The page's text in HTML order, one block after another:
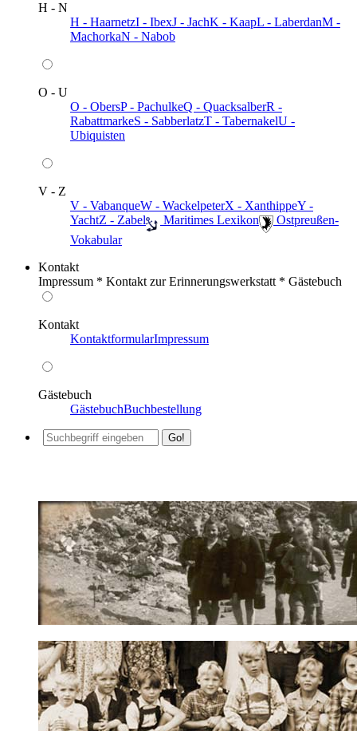
H - N
H - HaarnetzI - IbexJ - JachK - KaapL - LaberdanM -
MachorkaN - Nabob
O - U
O - ObersP - PachulkeQ - QuacksalberR -
RabattmarkeS - SabberlatzT - TabernakelU -
Ubiquisten
V - Z
V - VabanqueW - WackelpeterX - XanthippeY -
YachtZ - Zabel ️ Maritimes Lexikon
️ Ostpreußen-
Vokabular
Kontakt
Impressum * Kontakt zur Erinnerungswerkstatt * Gästebuch
Kontakt
KontaktformularImpressum
Gästebuch
GästebuchBuchbestellung